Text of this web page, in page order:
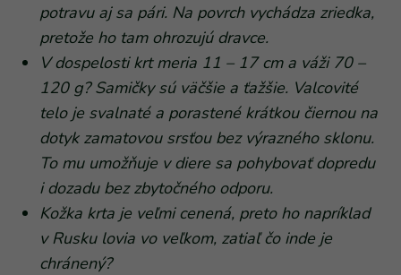
potravu aj sa pári. Na povrch vychádza zriedka,
pretože ho tam ohrozujú dravce.
V dospelosti krt meria 11 – 17 cm a váži 70 –
120 g? Samičky sú väčšie a ťažšie. Valcovité
telo je svalnaté a porastené krátkou čiernou na
dotyk zamatovou srsťou bez výrazného sklonu.
To mu umožňuje v diere sa pohybovať dopredu
i dozadu bez zbytočného odporu.
Kožka krta je veľmi cenená, preto ho napríklad
v Rusku lovia vo veľkom, zatiaľ čo inde je
chránený?